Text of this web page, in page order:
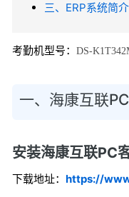
三、ERP系统简介
考勤机型号： DS-
一、海康互联
安装海康互联PC
下载地址： https://